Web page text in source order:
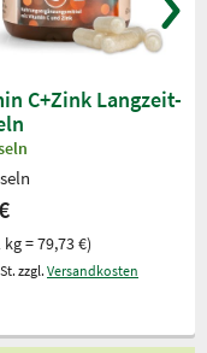
C+Zink Langzeit-
= 79,73 €)
zzgl. Versandkosten